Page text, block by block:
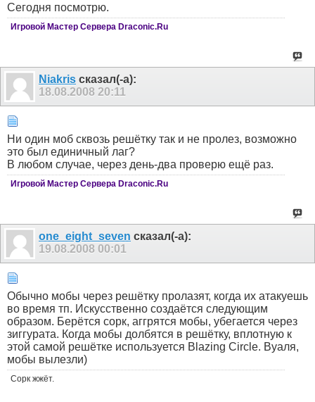
Сегодня посмотрю.
Игровой Мастер Сервера Draconic.Ru
Niakris сказал(-а):
18.08.2008 20:11
Ни один моб сквозь решётку так и не пролез, возможно
это был единичный лаг?
В любом случае, через день-два проверю ещё раз.
Игровой Мастер Сервера Draconic.Ru
one_eight_seven сказал(-а):
19.08.2008 00:01
Обычно мобы через решётку пролазят, когда их атакуешь
во время тп. Искусственно создаётся следующим
образом. Берётся сорк, аггрятся мобы, убегается через
зиггурата. Когда мобы долбятся в решётку, вплотную к
этой самой решётке используется Blazing Circle. Вуаля,
мобы вылезли)
Сорк жжёт.